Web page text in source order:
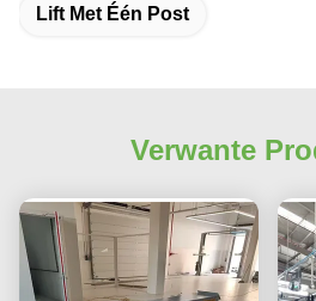
Lift Met Één Post
Verwante